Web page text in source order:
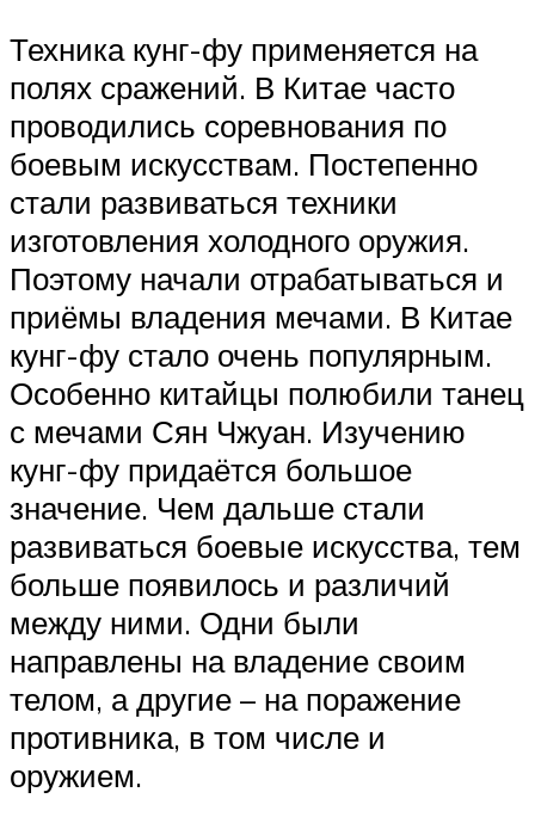
Техника кунг-фу применяется на
полях сражений. В Китае часто
проводились соревнования по
боевым искусствам. Постепенно
стали развиваться техники
изготовления холодного оружия.
Поэтому начали отрабатываться и
приёмы владения мечами. В Китае
кунг-фу стало очень популярным.
Особенно китайцы полюбили танец
с мечами Сян Чжуан. Изучению
кунг-фу придаётся большое
значение. Чем дальше стали
развиваться боевые искусства, тем
больше появилось и различий
между ними. Одни были
направлены на владение своим
телом, а другие – на поражение
противника, в том числе и
оружием.